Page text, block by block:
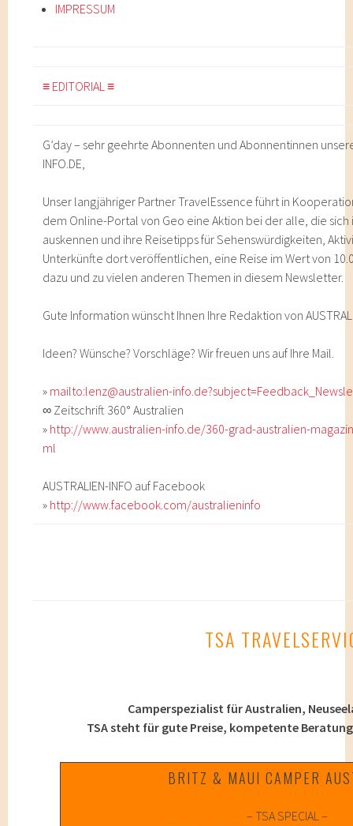
IMPRESSUM
≡ EDITORIAL ≡
G’day – sehr geehrte Abonnenten und Abonnentinnen
INFO.DE,
Unser langjähriger Partner TravelEssence führt in
dem Online-Portal von Geo eine Aktion bei der alle, die sich
auskennen und ihre Reisetipps für Sehenswürdigkeiten,
Unterkünfte dort veröffentlichen, eine Reise im Wert von
dazu und zu vielen anderen Themen in diesem Newsletter.
Gute Information wünscht Ihnen Ihre Redaktion von
Ideen? Wünsche? Vorschläge? Wir freuen uns auf Ihre Mail.
» mailto:lenz@australien-
∞ Zeitschrift 360° Australien
» http://www.australien-info.de/360-grad-australien-
ml
AUSTRALIEN-INFO auf Facebook
» http://www.facebook.com/australieninfo
TSA
Camperspezialist für Australien,
TSA steht für gute Preise, kompetente
BRITZ & MAUI CAMPER
– TSA SPECIAL –